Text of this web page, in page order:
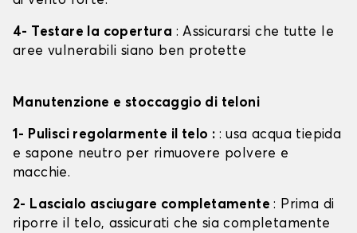
4- Testare la copertura : Assicurarsi che tutte le
aree vulnerabili siano ben protette
Manutenzione e stoccaggio di teloni
1- Pulisci regolarmente il telo : : usa acqua tiepida
e sapone neutro per rimuovere polvere e
macchie.
2- Lascialo asciugare completamente: Prima di
riporre il telo, assicurati che sia completamente